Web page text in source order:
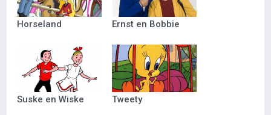
Horseland Ernst en Bobbie
Suske en Wiske Tweety